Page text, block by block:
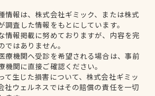
情報は、株式会社ギミック、または株式
調査した情報をもとにしています。
情報掲載に努めておりますが、内容を完
ではありません。
療機関へ受診を希望される場合は、事前
機関に直接ご確認ください。
て生じた損害について、株式会社ギミッ
社ウェルネスではその賠償の責任を一切